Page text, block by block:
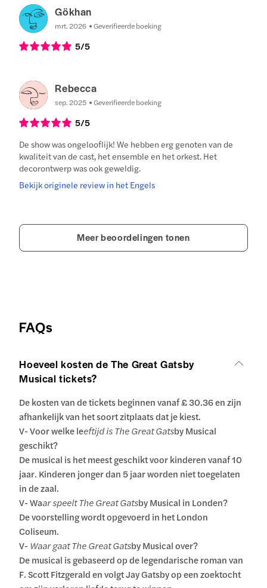
Gökhan
mrt. 2026 Geverifieerde boeking
5/5
Rebecca
sep. 2025 Geverifieerde boeking
5/5
De show was ongelooflijk! We hebben erg genoten van de
kwaliteit van de cast, het ensemble en het orkest. Het
decorontwerp was ook geweldig.
Bekijk originele review in het Engels
Meer beoordelingen tonen
FAQs
Hoeveel kosten de The Great Gatsby
Musical tickets?
De kosten van de tickets beginnen vanaf £ 30.36 en zijn
afhankelijk van het soort zitplaats dat je kiest.
V- Voor welke leeftijd is The Great Gatsby Musical
geschikt?
De musical is het meest geschikt voor kinderen vanaf 10
jaar. Kinderen jonger dan 5 jaar worden niet toegelaten
in de zaal.
V- Waar speelt The Great Gatsby Musical in Londen?
De voorstelling wordt opgevoerd in het London
Coliseum.
V- Waar gaat The Great Gatsby Musical over?
De musical is gebaseerd op de legendarische roman van
F. Scott Fitzgerald en volgt Jay Gatsby op een zoektocht